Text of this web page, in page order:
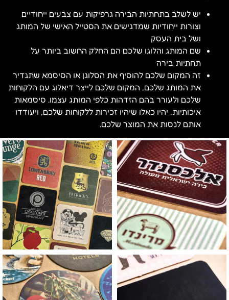
יש לשלב בתחתיות הבירה גרפיקות עם צבעים ייחודיים
וצורות ייחודיות שמדגישים את הסטייל האישי של המותג
ושל בית העסק
שם המותג והלוגו שלכם הם החלק החשוב ביותר על
תחתיות בירה
זה המקום שלכם להוסיף את הסלוגן או הסיסמא שתגדיר
את המותג שלכם, המקום שלכם לייצר דיאלוג עם הלקוחות
שלכם ולעורר בהם הזדהות כלפי המותג עצמו. סיסמאות
איכותיות, יהיו כאלו שיהיו זכירות ללקוחות שלכם, ויעודדו
אותם לנסות את המוצר שלכם.